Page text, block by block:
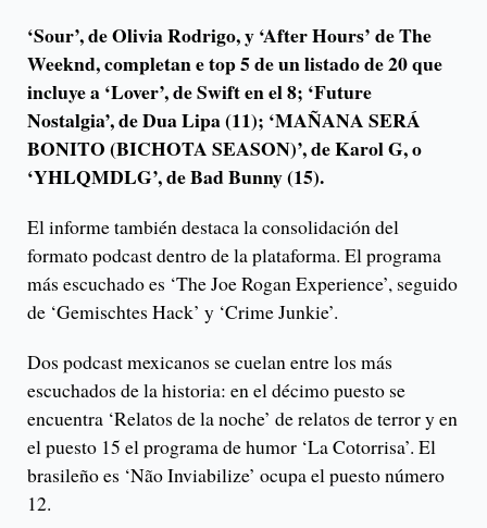
‘Sour’, de Olivia Rodrigo, y ‘After Hours’ de The
Weeknd, completan e top 5 de un listado de 20 que
incluye a ‘Lover’, de Swift en el 8; ‘Future
Nostalgia’, de Dua Lipa (11); ‘MAÑANA SERÁ
BONITO (BICHOTA SEASON)’, de Karol G, o
‘YHLQMDLG’, de Bad Bunny (15).
El informe también destaca la consolidación del
formato podcast dentro de la plataforma. El programa
más escuchado es ‘The Joe Rogan Experience’, seguido
de ‘Gemischtes Hack’ y ‘Crime Junkie’.
Dos podcast mexicanos se cuelan entre los más
escuchados de la historia: en el décimo puesto se
encuentra ‘Relatos de la noche’ de relatos de terror y en
el puesto 15 el programa de humor ‘La Cotorrisa’. El
brasileño es ‘Não Inviabilize’ ocupa el puesto número
12.